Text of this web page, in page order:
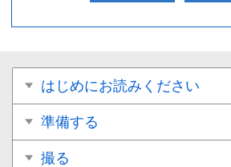
はじめにお読みください
準備する
撮る